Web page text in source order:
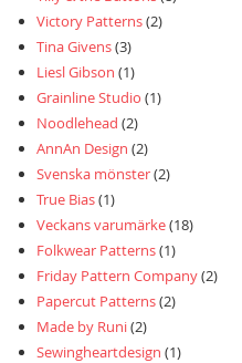
Victory Patterns(2)
Tina Givens(3)
Liesl Gibson (1)
Grainline Studio (1)
Noodlehead (2)
AnnAn Design (2)
Svenska mönster(2)
True Bias(1)
Veckans varumärke(18)
Folkwear Patterns(1)
Friday Pattern Company(2)
Papercut Patterns(2)
Made by Runi(2)
Sewingheartdesign (1)